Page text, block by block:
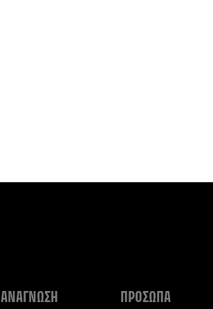
ΑΝΑΓΝΩΣΗ ΠΡΟΣΩΠΑ